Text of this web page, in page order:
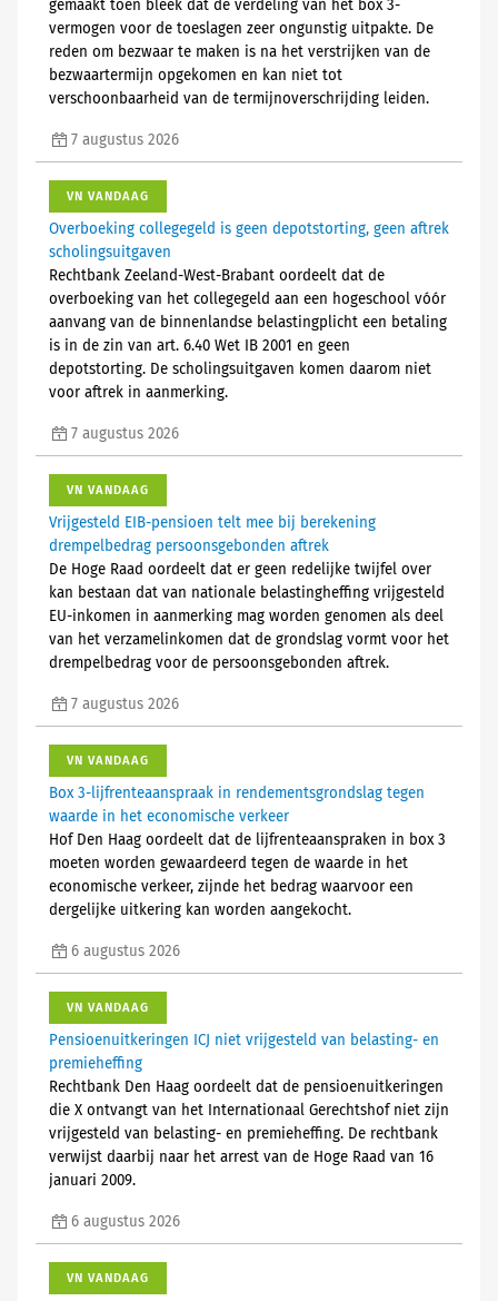
gemaakt toen bleek dat de verdeling van het box 3-
vermogen voor de toeslagen zeer ongunstig uitpakte. De
reden om bezwaar te maken is na het verstrijken van de
bezwaartermijn opgekomen en kan niet tot
verschoonbaarheid van de termijnoverschrijding leiden.
7 augustus 2026
VN VANDAAG
Overboeking collegegeld is geen depotstorting, geen aftrek
scholingsuitgaven
Rechtbank Zeeland-West-Brabant oordeelt dat de
overboeking van het collegegeld aan een hogeschool vóór
aanvang van de binnenlandse belastingplicht een betaling
is in de zin van art. 6.40 Wet IB 2001 en geen
depotstorting. De scholingsuitgaven komen daarom niet
voor aftrek in aanmerking.
7 augustus 2026
VN VANDAAG
Vrijgesteld EIB-pensioen telt mee bij berekening
drempelbedrag persoonsgebonden aftrek
De Hoge Raad oordeelt dat er geen redelijke twijfel over
kan bestaan dat van nationale belastingheffing vrijgesteld
EU-inkomen in aanmerking mag worden genomen als deel
van het verzamelinkomen dat de grondslag vormt voor het
drempelbedrag voor de persoonsgebonden aftrek.
7 augustus 2026
VN VANDAAG
Box 3-lijfrenteaanspraak in rendementsgrondslag tegen
waarde in het economische verkeer
Hof Den Haag oordeelt dat de lijfrenteaanspraken in box 3
moeten worden gewaardeerd tegen de waarde in het
economische verkeer, zijnde het bedrag waarvoor een
dergelijke uitkering kan worden aangekocht.
6 augustus 2026
VN VANDAAG
Pensioenuitkeringen ICJ niet vrijgesteld van belasting- en
premieheffing
Rechtbank Den Haag oordeelt dat de pensioenuitkeringen
die X ontvangt van het Internationaal Gerechtshof niet zijn
vrijgesteld van belasting- en premieheffing. De rechtbank
verwijst daarbij naar het arrest van de Hoge Raad van 16
januari 2009.
6 augustus 2026
VN VANDAAG